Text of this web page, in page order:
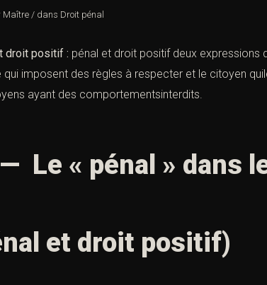
Maître / dans Droit pénal
droit positif : pénal et droit positif deux expressions
qui imposent des règles à respecter et le citoyen
ayant des comportementsinterdits.
Le « pénal » dans
et droit positif)